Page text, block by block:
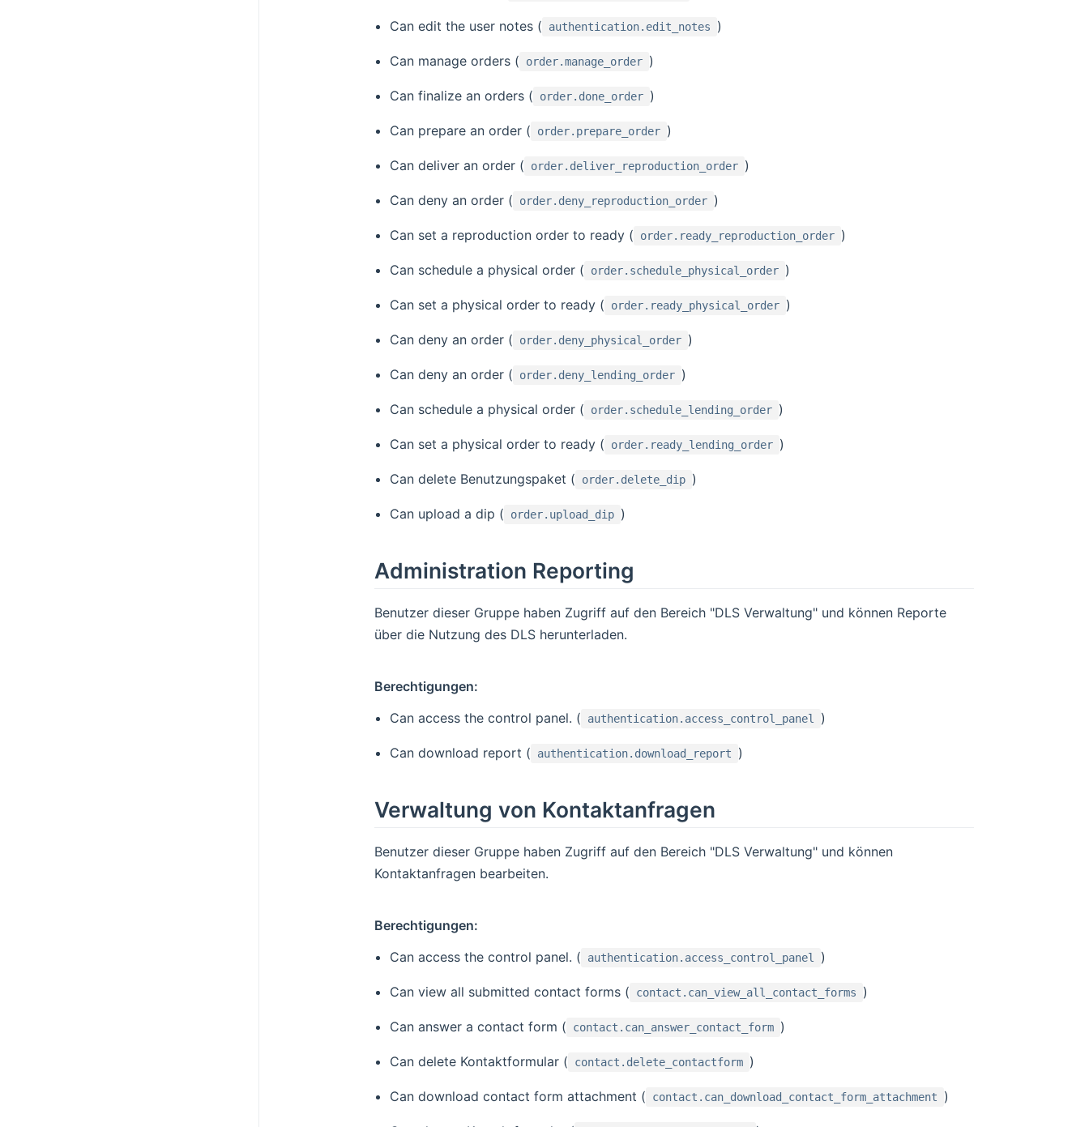
Can edit the user notes ( authentication.edit_notes )
Can manage orders ( order.manage_order )
Can finalize an orders ( order.done_order )
Can prepare an order ( order.prepare_order )
Can deliver an order ( order.deliver_reproduction_order )
Can deny an order ( order.deny_reproduction_order )
Can set a reproduction order to ready ( order.ready_reproduction_order )
Can schedule a physical order ( order.schedule_physical_order )
Can set a physical order to ready ( order.ready_physical_order )
Can deny an order ( order.deny_physical_order )
Can deny an order ( order.deny_lending_order )
Can schedule a physical order ( order.schedule_lending_order )
Can set a physical order to ready ( order.ready_lending_order )
Can delete Benutzungspaket ( order.delete_dip )
Can upload a dip ( order.upload_dip )
Administration Reporting
Benutzer dieser Gruppe haben Zugriff auf den Bereich "DLS Verwaltung" und können Reporte
über die Nutzung des DLS herunterladen.
Berechtigungen:
Can access the control panel. (
authentication.access_control_panel )
Can download report ( authentication.download_report )
Verwaltung von Kontaktanfragen
Benutzer dieser Gruppe haben Zugriff auf den Bereich "DLS Verwaltung" und können
Kontaktanfragen bearbeiten.
Berechtigungen:
Can access the control panel. (
authentication.access_control_panel )
Can view all submitted contact forms ( contact.can_view_all_contact_forms )
Can answer a contact form ( contact.can_answer_contact_form )
Can delete Kontaktformular ( contact.delete_contactform )
Can download contact form attachment ( contact.can_download_contact_form_attachment )